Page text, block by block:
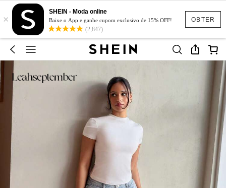
OBTER
×
SHEIN - Moda online
Baixe o App e ganhe cupom exclusivo de 15% OFF!
(2,847)